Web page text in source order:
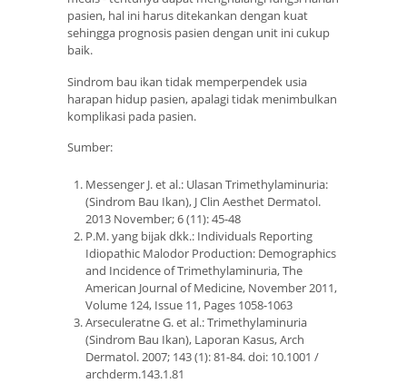
pasien, hal ini harus ditekankan dengan kuat
sehingga prognosis pasien dengan unit ini cukup
baik.
Sindrom bau ikan tidak memperpendek usia
harapan hidup pasien, apalagi tidak menimbulkan
komplikasi pada pasien.
Sumber:
Messenger J. et al.: Ulasan Trimethylaminuria:
(Sindrom Bau Ikan), J Clin Aesthet Dermatol.
2013 November; 6 (11): 45-48
P.M. yang bijak dkk.: Individuals Reporting
Idiopathic Malodor Production: Demographics
and Incidence of Trimethylaminuria, The
American Journal of Medicine, November 2011,
Volume 124, Issue 11, Pages 1058-1063
Arseculeratne G. et al.: Trimethylaminuria
(Sindrom Bau Ikan), Laporan Kasus, Arch
Dermatol. 2007; 143 (1): 81-84. doi: 10.1001 /
archderm.143.1.81